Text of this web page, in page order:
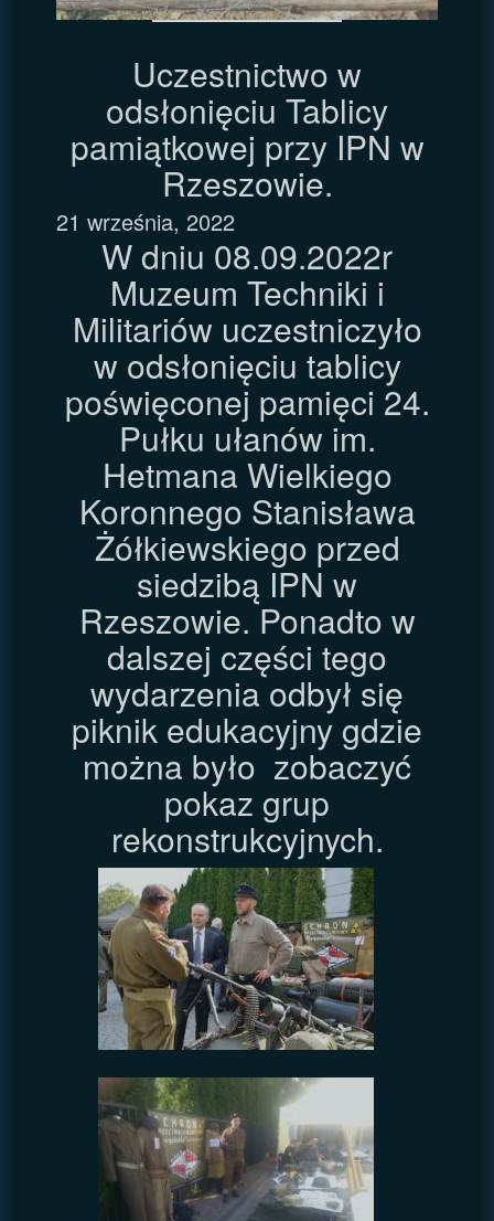
Uczestnictwo w
odsłonięciu Tablicy
pamiątkowej przy IPN w
Rzeszowie.
21 września, 2022
W dniu 08.09.2022r
Muzeum Techniki i
Militariów uczestniczyło
w odsłonięciu tablicy
poświęconej pamięci 24.
Pułku ułanów im.
Hetmana Wielkiego
Koronnego Stanisława
Żółkiewskiego przed
siedzibą IPN w
Rzeszowie. Ponadto w
dalszej części tego
wydarzenia odbył się
piknik edukacyjny gdzie
można było zobaczyć
pokaz grup
rekonstrukcyjnych.